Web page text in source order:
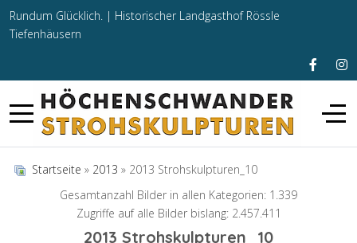
Rundum Glücklich. | Historischer Landgasthof Rössle
Tiefenhäusern
Startseite » 2013 » 2013 Strohskulpturen_10
Gesamtanzahl Bilder in allen Kategorien: 1.339
Zugriffe auf alle Bilder bislang: 2.457.411
2013 Strohskulpturen_10